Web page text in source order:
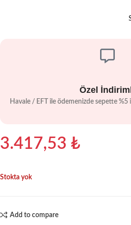
Özel
Havale / EFT ile ödemenizde sepette %5
3.417,53 ₺
Stokta yok
Add to compare